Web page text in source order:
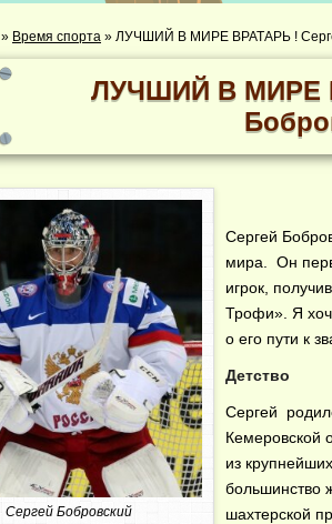
» Время спорта » ЛУЧШИЙ В МИРЕ ВРАТАРЬ !
ЛУЧШИЙ В МИРЕ
Сергей Бобровский
Сергей
мира. Он
игрок,
Трофи». Я
о его пути к
Детство
Сергей
Кемеровской
из
большинство
шахтерской